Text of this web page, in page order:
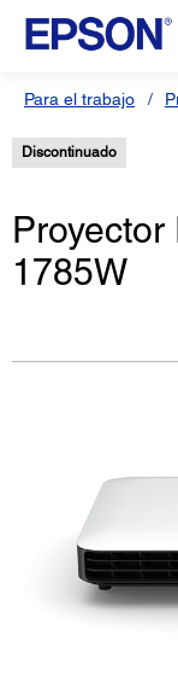
Para el trabajo
Discontinuado
1785W